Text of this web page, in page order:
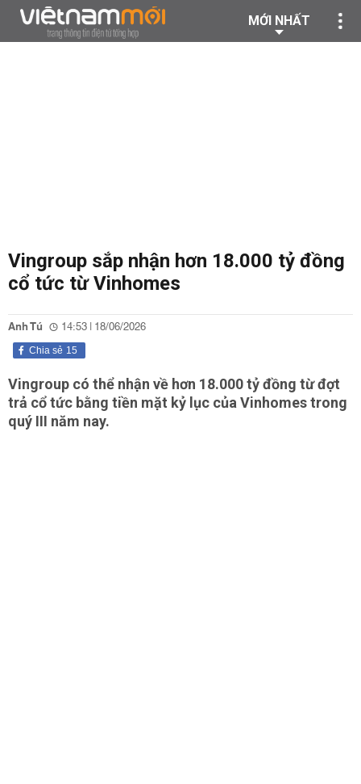
MỚI NHẤT
Vingroup sắp nhận hơn 18.000 tỷ đồng
cổ tức từ Vinhomes
Anh Tú 14:53 | 18/06/2026
15
Chia sẻ
Vingroup có thể nhận về hơn 18.000 tỷ đồng từ đợt
trả cổ tức bằng tiền mặt kỷ lục của Vinhomes trong
quý III năm nay.